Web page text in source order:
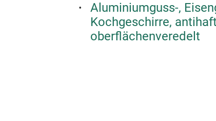
Aluminiumguss-,
Kochgeschirre,
oberflächenveredelt